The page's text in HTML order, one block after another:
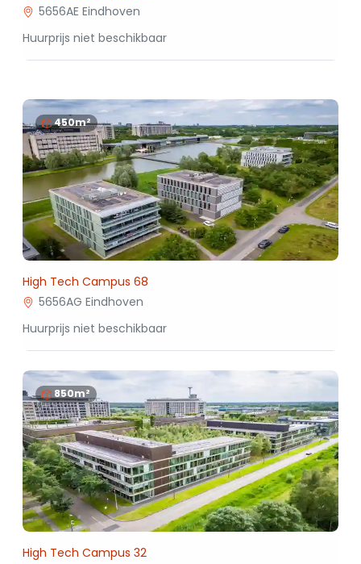
5656AE Eindhoven
Huurprijs niet beschikbaar
450m²
High Tech Campus 68
5656AG Eindhoven
Huurprijs niet beschikbaar
850m²
High Tech Campus 32